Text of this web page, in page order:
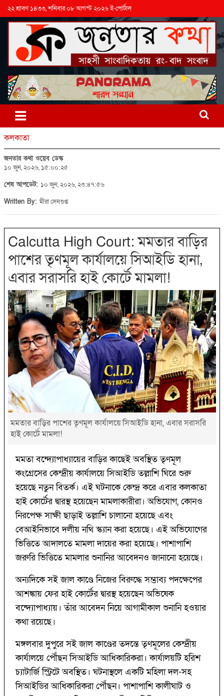
২২ শ্রাবণ ১৪৩৩, শনিবার ০৮ আগস্ট ২০২৬ ই-পোর্টাল
কলকাতা
জনতার কথা ওয়েব ডেস্ক
১০ জুন, ২০২৬, ১৫:০০:২৫
শেষ আপডেট: ১০ জুন, ২০২৬, ২৩:৪৭:৫৬
Written By:মীরা সেনগুপ্ত
Calcutta High Court: মমতার বাড়ির
পাশের তৃণমূল কার্যালয়ে সিআইডি হানা,
এবার সরাসরি হাই কোর্টে মামলা!
মমতার বাড়ির পাশের তৃণমূল কার্যালয়ে সিআইডি হানা, এবার সরাসরি
হাই কোর্টে মামলা!
মমতা বন্দ্যোপাধ্যায়ের বাড়ির কাছেই অবস্থিত তৃণমূল
কংগ্রেসের কেন্দ্রীয় কার্যালয়ে সিআইডি তল্লাশি ঘিরে শুরু
হয়েছে নতুন বিতর্ক। এই ঘটনাকে কেন্দ্র করে এবার কলকাতা
হাই কোর্টের দ্বারস্থ হয়েছেন মামলাকারীরা। অভিযোগ, কোনও
নিরপেক্ষ সাক্ষী ছাড়াই তল্লাশি চালানো হয়েছে এবং
বেআইনিভাবে দলীয় নথি স্ক্যান করা হয়েছে। এই অভিযোগের
ভিত্তিতে আদালতে মামলা দায়ের করা হয়েছে। পাশাপাশি
জরুরি ভিত্তিতে মামলার শুনানির আবেদনও জানানো হয়েছে।
অন্যদিকে সই জাল কাণ্ডে নিজের বিরুদ্ধে সম্ভাব্য পদক্ষেপের
আশঙ্কায় ফের হাই কোর্টের দ্বারস্থ হয়েছেন অভিষেক
বন্দ্যোপাধ্যায়। তাঁর আবেদন নিয়ে আগামীকাল শুনানি হওয়ার
কথা রয়েছে।
মঙ্গলবার দুপুরে সই জাল কাণ্ডের তদন্তে তৃণমূলের কেন্দ্রীয়
কার্যালয়ে পৌঁছন সিআইডি আধিকারিকরা। কার্যালয়টি হরিশ
চ্যাটার্জি স্ট্রিটে অবস্থিত। ঘটনাস্থলে একটি মহিলা দল-সহ
সিআইডির আধিকারিকরা পৌঁছন। পাশাপাশি কালীঘাট ও